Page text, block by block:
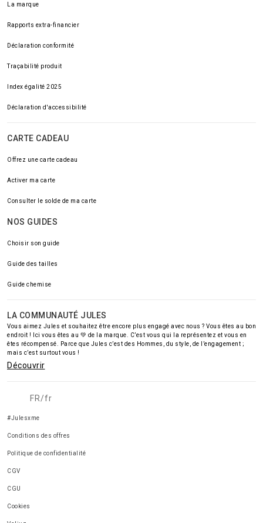
La marque
Rapports extra-financier
Déclaration conformité
Traçabilité produit
Index égalité 2025
Déclaration d'accessibilité
CARTE CADEAU
Offrez une carte cadeau
Activer ma carte
Consulter le solde de ma carte
NOS GUIDES
Choisir son guide
Guide des tailles
Guide chemise
LA COMMUNAUTÉ JULES
Vous aimez Jules et souhaitez être encore plus engagé avec nous ? Vous êtes au bon
endroit ! Ici vous êtes au 💚 de la marque. C’est vous qui la représentez et vous en
êtes récompensé. Parce que Jules c’est des Hommes, du style, de l’engagement ;
mais c’est surtout vous !
Découvrir
FR/fr
#Julesxme
Conditions des offres
Politique de confidentialité
CGV
CGU
Cookies